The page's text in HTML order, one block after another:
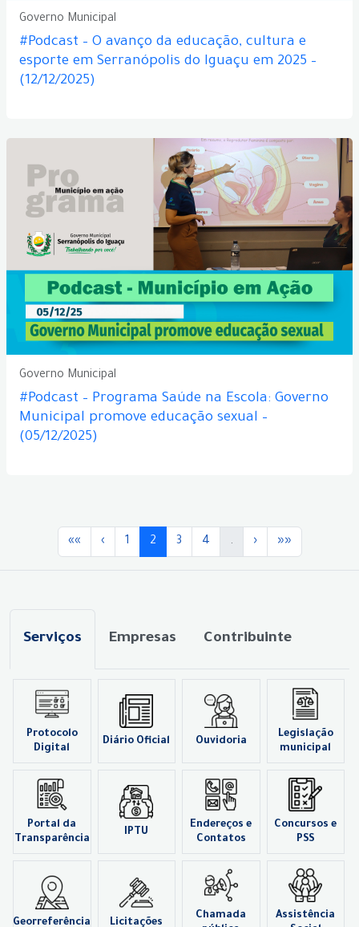
Governo Municipal
#Podcast – O avanço da educação, cultura e
esporte em Serranópolis do Iguaçu em 2025 –
(12/12/2025)
Governo Municipal
#Podcast – Programa Saúde na Escola: Governo
Municipal promove educação sexual –
(05/12/2025)
«« ‹ 1 2 3 4 . › »»
Serviços Empresas Contribuinte
Protocolo
Digital
Diário Oficial Ouvidoria
Legislação
municipal
Portal da
Transparência
IPTU
Endereços e
Contatos
Concursos e
PSS
Georreferência Licitações
Chamada
Assistência